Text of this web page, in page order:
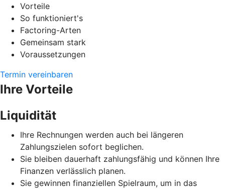
Vorteile
So funktioniert's
Factoring-Arten
Gemeinsam stark
Voraussetzungen
Termin vereinbaren
Ihre Vorteile
Liquidität
Ihre Rechnungen werden auch bei längeren
Zahlungszielen sofort beglichen.
Sie bleiben dauerhaft zahlungsfähig und können Ihre
Finanzen verlässlich planen.
Sie gewinnen finanziellen Spielraum, um in das